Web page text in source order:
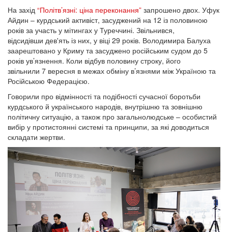
На захід “Політв’язні: ціна переконання” запрошено двох. Уфук
Айдин – курдський активіст, засуджений на 12 із половиною
років за участь у мітингах у Туреччині. Звільнився,
відсидівши дев'ять із них, у віці 29 років. Володимира Балуха
заарештовано у Криму та засуджено російським судом до 5
років ув’язнення. Коли відбув половину строку, його
звільнили 7 вересня в межах обміну в’язнями між Україною та
Російською Федерацією.
Говорили про відмінності та подібності сучасної боротьби
курдського й українського народів, внутрішню та зовнішню
політичну ситуацію, а також про загальнолюдське – особистий
вибір у протистоянні системі та принципи, за які доводиться
складати жертви.